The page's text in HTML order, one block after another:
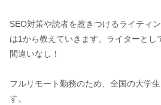
SEO対策や読者を惹きつけるライティ
は1から教えていきます。ライターとし
間違いなし！
フルリモート勤務のため、全国の大学
す。